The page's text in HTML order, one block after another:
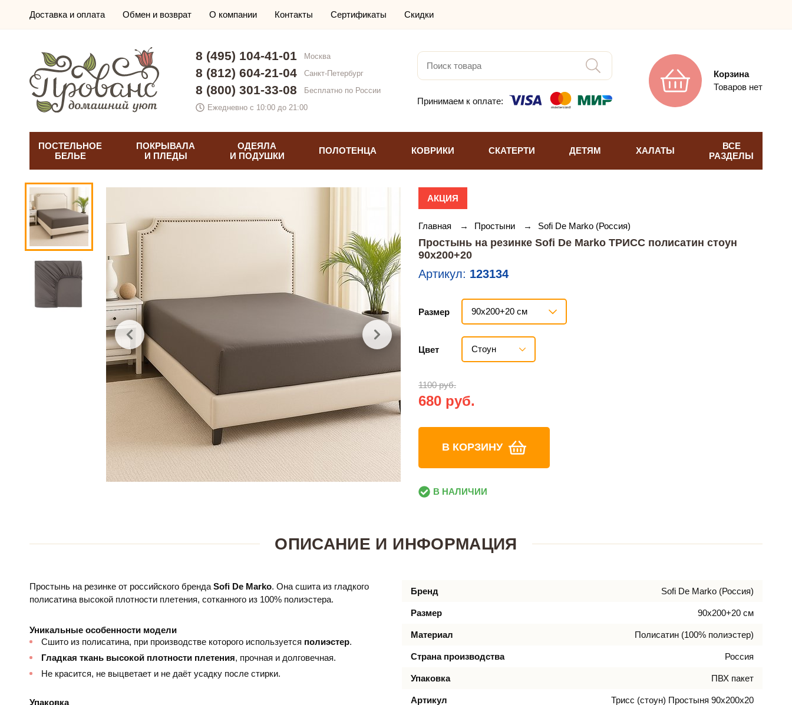
Доставка и оплата Обмен и возврат О компании Контакты Сертификаты Скидки
8 (495) 104-41-01 Москва
8 (812) 604-21-04 Санкт-Петербург
8 (800) 301-33-08
Бесплатно по России
Ежедневно с 10:00 до 21:00
Принимаем к оплате:
Корзина
Товаров нет
ПОСТЕЛЬНОЕ
БЕЛЬЕ
ПОКРЫВАЛА
И ПЛЕДЫ
ОДЕЯЛА
И ПОДУШКИ
ПОЛОТЕНЦА КОВРИКИ СКАТЕРТИ ДЕТЯМ ХАЛАТЫ
ВСЕ
РАЗДЕЛЫ
АКЦИЯ
Главная → Простыни → Sofi De Marko (Россия)
Простынь на резинке Sofi De Marko ТРИСС полисатин стоун
90х200+20
Артикул: 123134
Размер 90х200+20 см
Цвет Стоун
1100 руб.
680 руб.
В КОРЗИНУ
В НАЛИЧИИ
ОПИСАНИЕ И ИНФОРМАЦИЯ
Простынь на резинке от российского бренда Sofi De Marko. Она сшита из гладкого
полисатина высокой плотности плетения, сотканного из 100% полиэстера.
Уникальные особенности модели
Сшито из полисатина, при производстве которого используется полиэстер.
Гладкая ткань высокой плотности плетения, прочная и долговечная.
Не красится, не выцветает и не даёт усадку после стирки.
Упаковка
Бренд Sofi De Marko (Россия)
Размер 90х200+20 см
Материал Полисатин (100% полиэстер)
Страна производства Россия
Упаковка ПВХ пакет
Артикул Трисс (стоун) Простыня 90х200х20